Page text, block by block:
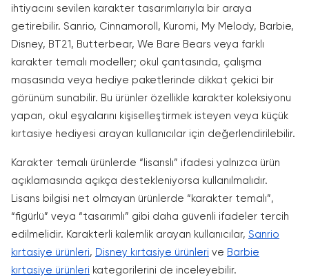
ihtiyacını sevilen karakter tasarımlarıyla bir araya
getirebilir. Sanrio, Cinnamoroll, Kuromi, My Melody, Barbie,
Disney, BT21, Butterbear, We Bare Bears veya farklı
karakter temalı modeller; okul çantasında, çalışma
masasında veya hediye paketlerinde dikkat çekici bir
görünüm sunabilir. Bu ürünler özellikle karakter koleksiyonu
yapan, okul eşyalarını kişiselleştirmek isteyen veya küçük
kırtasiye hediyesi arayan kullanıcılar için değerlendirilebilir.
Karakter temalı ürünlerde “lisanslı” ifadesi yalnızca ürün
açıklamasında açıkça destekleniyorsa kullanılmalıdır.
Lisans bilgisi net olmayan ürünlerde “karakter temalı”,
“figürlü” veya “tasarımlı” gibi daha güvenli ifadeler tercih
edilmelidir. Karakterli kalemlik arayan kullanıcılar, Sanrio
kırtasiye ürünleri, Disney kırtasiye ürünleri ve Barbie
kırtasiye ürünleri kategorilerini de inceleyebilir.